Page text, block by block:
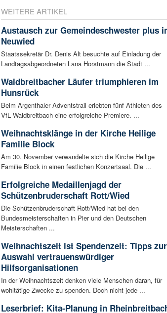
WEITERE ARTIKEL
Austausch zur Gemeindeschwester plus
Neuwied
Staatssekretär Dr. Denis Alt besuchte auf Einladung der
Landtagsabgeordneten Lana Horstmann die Stadt ...
Waldbreitbacher Läufer triumphieren im
Hunsrück
Beim Argenthaler Adventstrail erlebten fünf Athleten des
VfL Waldbreitbach eine erfolgreiche Premiere. ...
Weihnachtsklänge in der Kirche Heilige
Familie Block
Am 30. November verwandelte sich die Kirche Heilige
Familie Block in einen festlichen Konzertsaal. Die ...
Erfolgreiche Medaillenjagd der
Schützenbruderschaft Rott/Wied
Die Schützenbruderschaft Rott/Wied hat bei den
Bundesmeisterschaften in Pier und den Deutschen
Meisterschaften ...
Weihnachtszeit ist Spendenzeit: Tipps zur
Auswahl vertrauenswürdiger
Hilfsorganisationen
In der Weihnachtszeit denken viele Menschen daran, für
wohltätige Zwecke zu spenden. Doch nicht jede ...
Leserbrief: Kita-Planung in